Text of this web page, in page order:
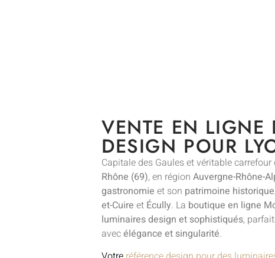
VENTE EN LIGNE
DESIGN POUR
Capitale des Gaules et véritable carrefour
Rhône (69), en région Auvergne-Rhône-
gastronomie et son patrimoine historique
et-Cuire et Écully. La boutique en ligne
luminaires design et sophistiqués,
avecélégance et singularité.